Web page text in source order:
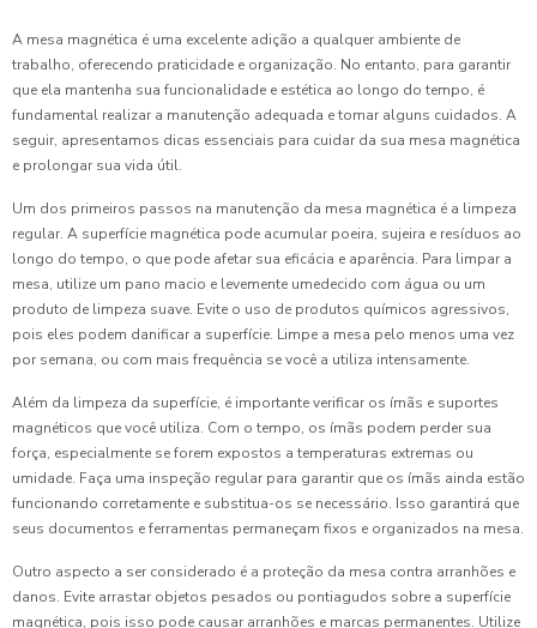
A mesa magnética é uma excelente adição a qualquer ambiente de
trabalho, oferecendo praticidade e organização. No entanto, para garantir
que ela mantenha sua funcionalidade e estética ao longo do tempo, é
fundamental realizar a manutenção adequada e tomar alguns cuidados. A
seguir, apresentamos dicas essenciais para cuidar da sua mesa magnética
e prolongar sua vida útil.
Um dos primeiros passos na manutenção da mesa magnética é a limpeza
regular. A superfície magnética pode acumular poeira, sujeira e resíduos ao
longo do tempo, o que pode afetar sua eficácia e aparência. Para limpar a
mesa, utilize um pano macio e levemente umedecido com água ou um
produto de limpeza suave. Evite o uso de produtos químicos agressivos,
pois eles podem danificar a superfície. Limpe a mesa pelo menos uma vez
por semana, ou com mais frequência se você a utiliza intensamente.
Além da limpeza da superfície, é importante verificar os ímãs e suportes
magnéticos que você utiliza. Com o tempo, os ímãs podem perder sua
força, especialmente se forem expostos a temperaturas extremas ou
umidade. Faça uma inspeção regular para garantir que os ímãs ainda estão
funcionando corretamente e substitua-os se necessário. Isso garantirá que
seus documentos e ferramentas permaneçam fixos e organizados na mesa.
Outro aspecto a ser considerado é a proteção da mesa contra arranhões e
danos. Evite arrastar objetos pesados ou pontiagudos sobre a superfície
magnética, pois isso pode causar arranhões e marcas permanentes. Utilize